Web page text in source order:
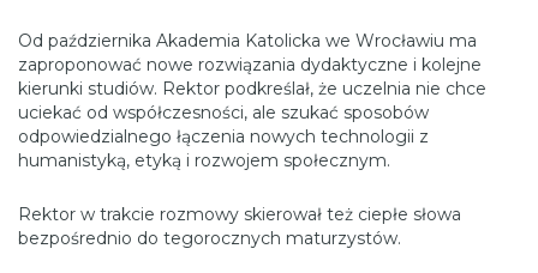
Od października Akademia Katolicka we Wrocławiu ma
zaproponować nowe rozwiązania dydaktyczne i kolejne
kierunki studiów. Rektor podkreślał, że uczelnia nie chce
uciekać od współczesności, ale szukać sposobów
odpowiedzialnego łączenia nowych technologii z
humanistyką, etyką i rozwojem społecznym.
Rektor w trakcie rozmowy skierował też ciepłe słowa
bezpośrednio do tegorocznych maturzystów.